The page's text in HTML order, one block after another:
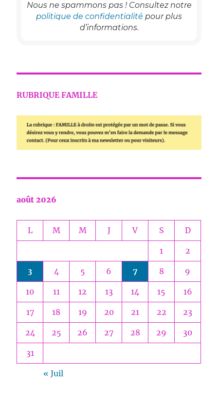
Nous ne spammons pas ! Consultez notre
politique de confidentialité pour plus
d’informations.
RUBRIQUE FAMILLE
août 2026
L M M J V S D
1 2
3 4 5 6 7 8 9
10 11 12 13 14 15 16
17 18 19 20 21 22 23
24 25 26 27 28 29 30
31
« Juil